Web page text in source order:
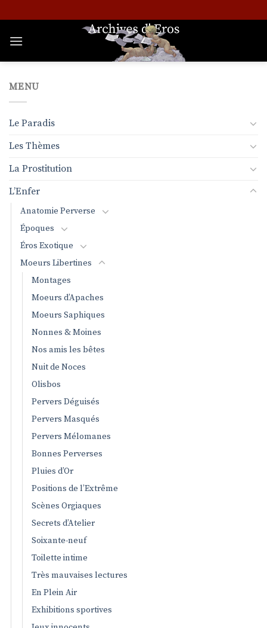
au
contenu
MENU
Le Paradis
Les Thèmes
La Prostitution
L’Enfer
Anatomie Perverse
Époques
Éros Exotique
Moeurs Libertines
Montages
Moeurs d’Apaches
Moeurs Saphiques
Nonnes & Moines
Nos amis les bêtes
Nuit de Noces
Olisbos
Pervers Déguisés
Pervers Masqués
Pervers Mélomanes
Bonnes Perverses
Pluies d’Or
Positions de l’Extrême
Scènes Orgiaques
Secrets d’Atelier
Soixante-neuf
Toilette intime
Très mauvaises lectures
En Plein Air
Exhibitions sportives